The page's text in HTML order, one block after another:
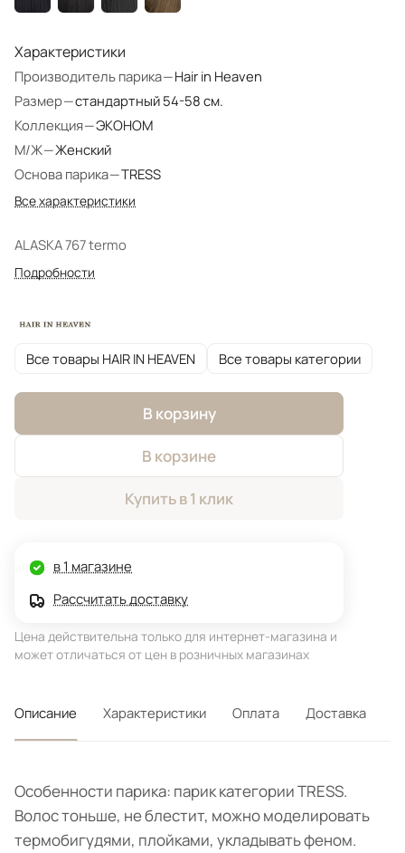
Характеристики
Производитель парика—Hair in Heaven
Размер—стандартный 54-58 см.
Коллекция—ЭКОНОМ
М/Ж—Женский
Основа парика—TRESS
Все характеристики
ALASKA 767 termo
Подробности
Все товары HAIR IN HEAVEN Все товары категории
В корзину
В корзине
Купить в 1 клик
в 1 магазине
Рассчитать доставку
Цена действительна только для интернет-магазина и
может отличаться от цен в розничных магазинах
Описание Характеристики Оплата Доставка
Особенности парика: парик категории TRESS.
Волос тоньше, не блестит, можно моделировать
термобигудями, плойками, укладывать феном.